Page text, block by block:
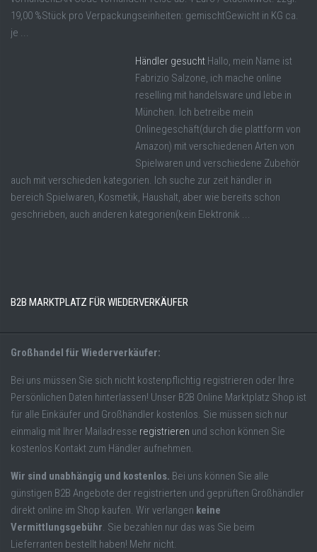
19,00 %Stück pro Verpackungseinheiten: gemischtGewicht in KG ca.
je ...
Händler gesucht Hallo, mein Name ist
Fabrizio Salzone, ich mache online
reselling mit handelsware und lebe in
München. Ich betreibe mein
Onlinegeschäft(durch die plattform von
Amazon) mit verschiedenen Arten von
Spielwaren und verschiedene Zubehör
auch mit verschieden kategorien. Ich suche zur zeit händler in
bereich Spielwaren, Kosmetik, Haushalt, aber wie bereits schon
geschrieben, auch anderen kategorien(kein Elektronik ...
B2B MARKTPLATZ FÜR WIEDERVERKÄUFER
Großhandel für Wiederverkäufer:
Bei uns müssen Sie sich nicht kostenpflichtig registrieren oder Ihre
Persönlichen Daten hinterlassen! Unser B2B Online Marktplatz Shop ist
für alle Einkäufer und Großhändler kostenlos. Sie müssen sich nur
einmalig mit Ihrer Mailadresse registrieren und schon können Sie
kostenlos Kontakt zum Händler aufnehmen.
Wir sind unabhängig und kostenlos. Bei uns können Sie alle
günstigen B2B Angebote der registrierten und geprüften Großhändler
direkt online im Shop kaufen. Wir verlangen keine
Vermittlungsgebühr. Sie bezahlen nur das was Sie beim
Lieferranten bestellt haben! Mehr nicht.